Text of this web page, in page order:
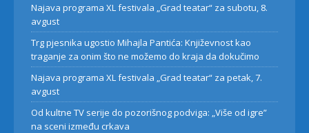
Najava programa XL festivala „Grad teatar“ za subotu, 8.
avgust
Trg pjesnika ugostio Mihajla Pantića: Književnost kao
traganje za onim što ne možemo do kraja da dokučimo
Najava programa XL festivala „Grad teatar“ za petak, 7.
avgust
Od kultne TV serije do pozorišnog podviga: „Više od igre”
na sceni između crkava